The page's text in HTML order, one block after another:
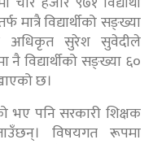
विद्यार्थीको सङ्ख्या
अधिकृत सुरेश सुवेदीले
नै विद्यार्थीको सङ्ख्या ६०
छ।
भए पनि सरकारी शिक्षक
विषयगत रूपमा